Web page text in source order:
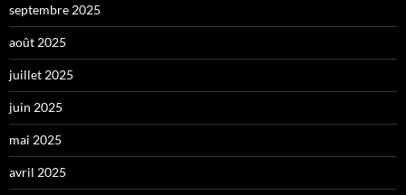
septembre 2025
août 2025
juillet 2025
juin 2025
mai 2025
avril 2025